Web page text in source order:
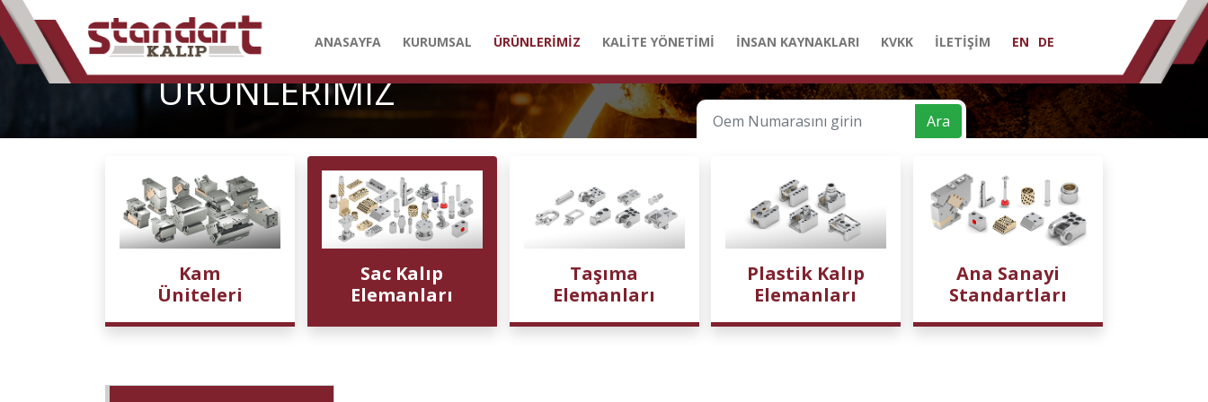
ANASAYFA KURUMSAL ÜRÜNLERİMİZ KALİTE YÖNETİMİ İNSAN KAYNAKLARI KVKK İLETİŞİM EN DE
ÜRÜNLERİMİZ
Ara
Kam
Üniteleri
Sac Kalıp
Elemanları
Taşıma
Elemanları
Plastik Kalıp
Elemanları
Ana Sanayi
Standartları